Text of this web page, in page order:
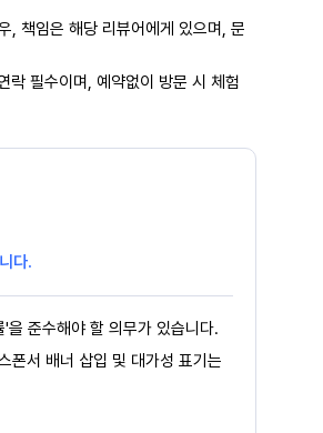
, 책임은 해당 리뷰어에게 있으며, 문
락 필수이며, 예약없이 방문 시 체험
다.
을 준수해야 할 의무가 있습니다.
폰서 배너 삽입 및 대가성 표기는